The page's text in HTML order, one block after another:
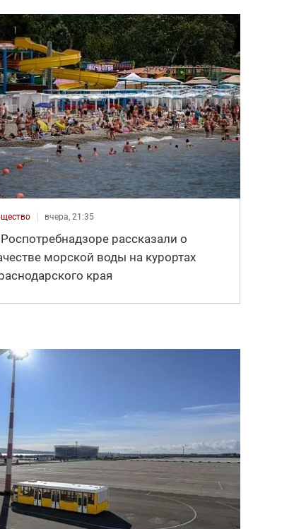
вчера, 21:35
рассказали о
морской воды на курортах
края